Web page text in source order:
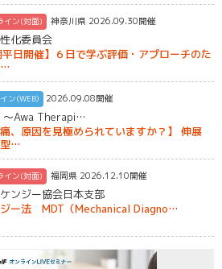
イン(対面) 神奈川県 2026.09.30開催
化委員会
平日開催】６日で学ぶ評価・アプローチのた
…
ン(WEB) 2026.09.08開催
～Awa Therapi…
痛、原因を見極められていますか？】 伸展
…
イン(対面) 福岡県 2026.12.10開催
ンジー協会日本支部
ジー法 MDT（Mechanical Diagno…